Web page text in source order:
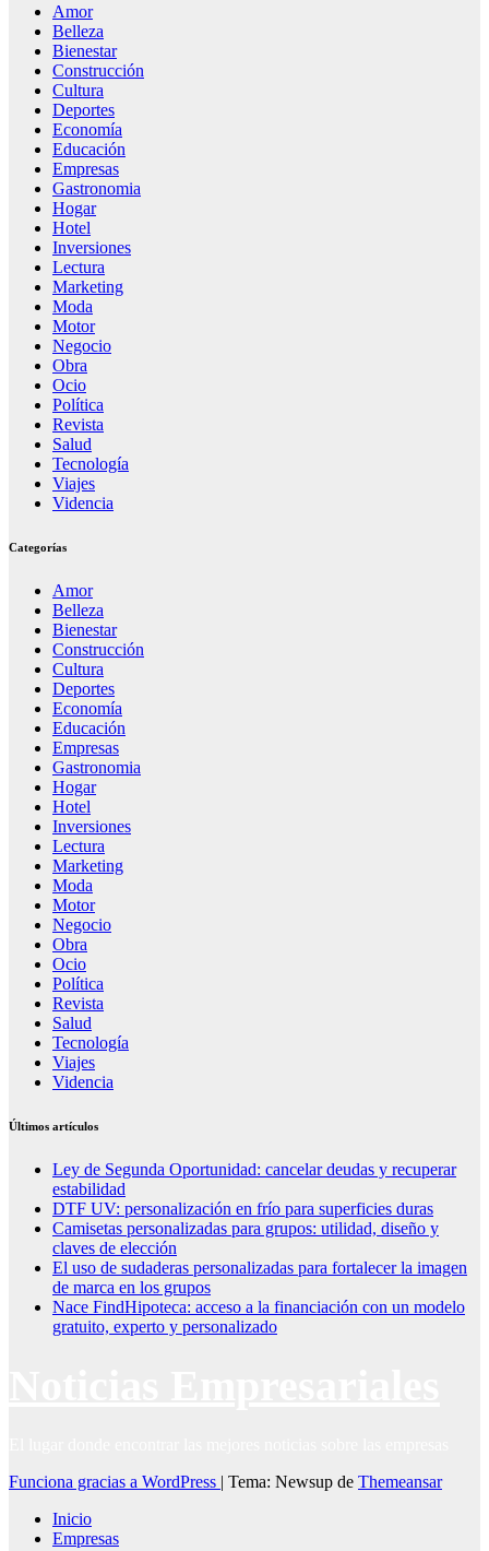
Amor
Belleza
Bienestar
Construcción
Cultura
Deportes
Economía
Educación
Empresas
Gastronomia
Hogar
Hotel
Inversiones
Lectura
Marketing
Moda
Motor
Negocio
Obra
Ocio
Política
Revista
Salud
Tecnología
Viajes
Videncia
Categorías
Amor
Belleza
Bienestar
Construcción
Cultura
Deportes
Economía
Educación
Empresas
Gastronomia
Hogar
Hotel
Inversiones
Lectura
Marketing
Moda
Motor
Negocio
Obra
Ocio
Política
Revista
Salud
Tecnología
Viajes
Videncia
Últimos artículos
Ley de Segunda Oportunidad: cancelar deudas y recuperar
estabilidad
DTF UV: personalización en frío para superficies duras
Camisetas personalizadas para grupos: utilidad, diseño y
claves de elección
El uso de sudaderas personalizadas para fortalecer la imagen
de marca en los grupos
Nace FindHipoteca: acceso a la financiación con un modelo
gratuito, experto y personalizado
Funciona gracias a WordPress | Tema: Newsup de Themeansar
Inicio
Empresas